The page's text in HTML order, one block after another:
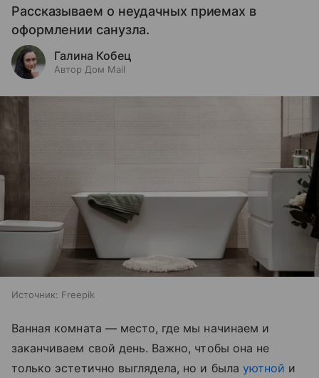
Рассказываем о неудачных приемах в
оформлении санузла.
Галина Кобец
Автор Дом Mail
Источник: Freepik
Ванная комната — место, где мы начинаем и
заканчиваем свой день. Важно, чтобы она не
только эстетично выглядела, но и была уютной и